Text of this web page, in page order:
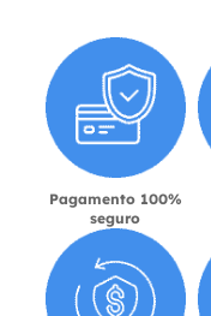
Pagamento 100%
seguro